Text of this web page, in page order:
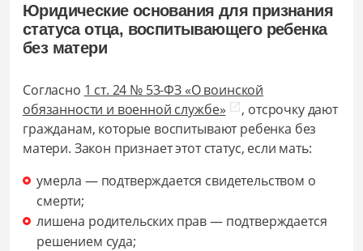
Юридические основания для признания
статуса отца, воспитывающего ребенка
без матери
Согласно 1 ст. 24 № 53-ФЗ «О воинской
обязанности и военной службе»
, отсрочку дают
гражданам, которые воспитывают ребенка без
матери. Закон признает этот статус, если мать:
умерла — подтверждается свидетельством о
смерти;
лишена родительских прав — подтверждается
решением суда;